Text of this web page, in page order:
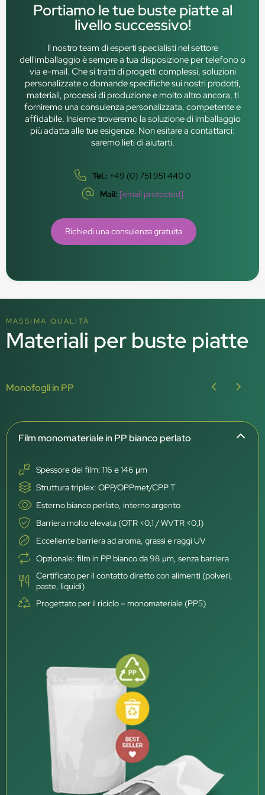
Portiamo le tue buste piatte al
livello successivo!
Il nostro team di esperti specialisti nel settore
dell'imballaggio è sempre a tua disposizione per telefono o
via e-mail. Che si tratti di progetti complessi, soluzioni
personalizzate o domande specifiche sui nostri prodotti,
materiali, processi di produzione e molto altro ancora, ti
forniremo una consulenza personalizzata, competente e
affidabile. Insieme troveremo la soluzione di imballaggio
più adatta alle tue esigenze. Non esitare a contattarci:
saremo lieti di aiutarti.
Tel.: +49 (0) 751 951 440 0
Mail: [email protected]
Richiedi una consulenza gratuita
MASSIMA QUALITÀ
Materiali per buste piatte
Monofogli in PP
Film monomateriale in PP bianco perlato
Spessore del film: 116 e 146 μm
Struttura triplex: OPP/OPPmet/CPP T
Esterno bianco perlato, interno argento
Barriera molto elevata (OTR <0,1 / WVTR <0,1)
Eccellente barriera ad aroma, grassi e raggi UV
Opzionale: film in PP bianco da 98 μm, senza barriera
Certificato per il contatto diretto con alimenti (polveri,
paste, liquidi)
Progettato per il riciclo – monomateriale (PP5)